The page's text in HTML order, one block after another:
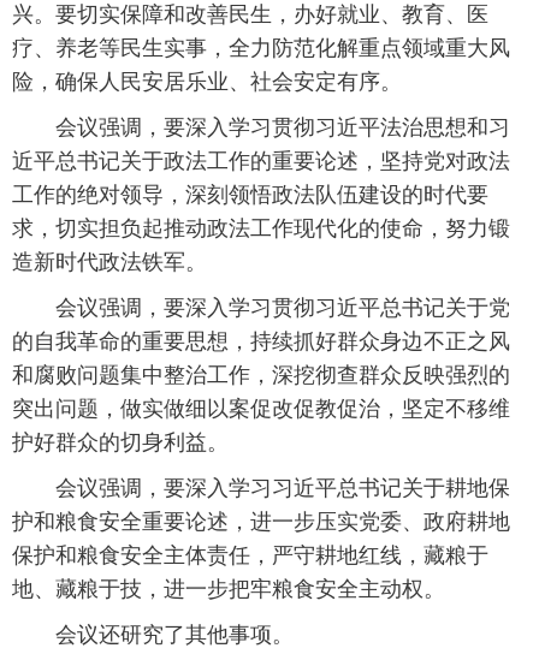
兴。要切实保障和改善民生，办好就业、教育、医
疗、养老等民生实事，全力防范化解重点领域重大风
险，确保人民安居乐业、社会安定有序。
会议强调，要深入学习贯彻习近平法治思想和习
近平总书记关于政法工作的重要论述，坚持党对政法
工作的绝对领导，深刻领悟政法队伍建设的时代要
求，切实担负起推动政法工作现代化的使命，努力锻
造新时代政法铁军。
会议强调，要深入学习贯彻习近平总书记关于党
的自我革命的重要思想，持续抓好群众身边不正之风
和腐败问题集中整治工作，深挖彻查群众反映强烈的
突出问题，做实做细以案促改促教促治，坚定不移维
护好群众的切身利益。
会议强调，要深入学习习近平总书记关于耕地保
护和粮食安全重要论述，进一步压实党委、政府耕地
保护和粮食安全主体责任，严守耕地红线，藏粮于
地、藏粮于技，进一步把牢粮食安全主动权。
会议还研究了其他事项。